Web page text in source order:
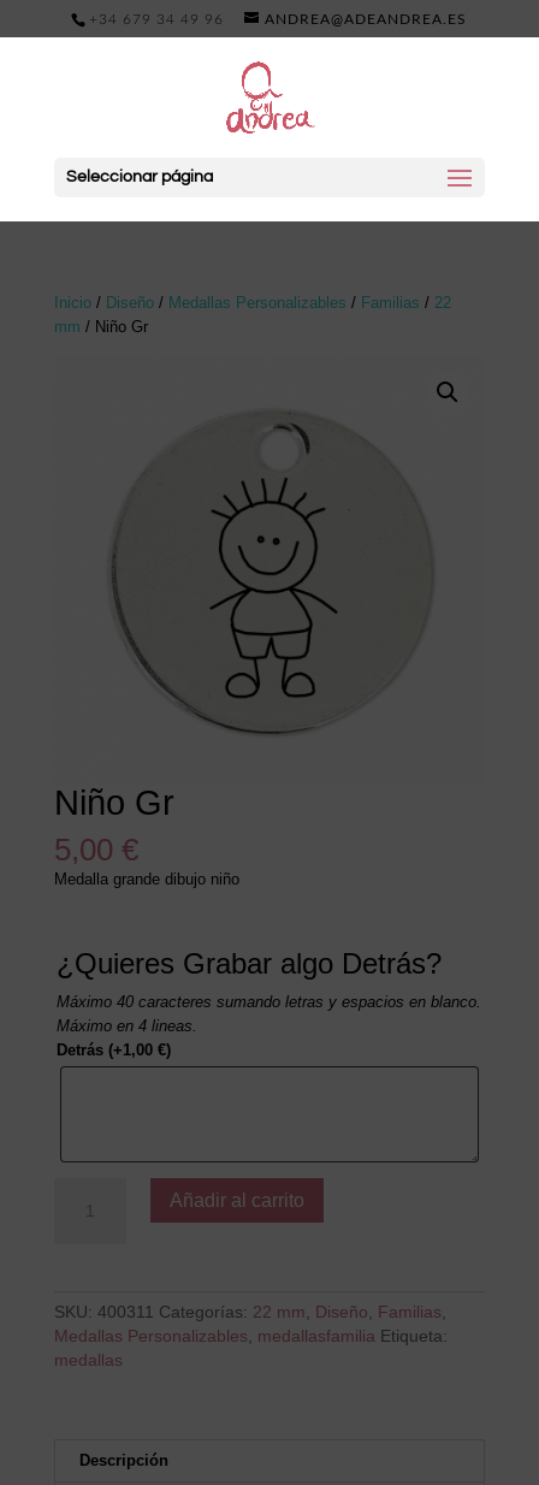
+34 679 34 49 96 ANDREA@ADEANDREA.ES
Seleccionar página
Inicio/ Diseño/ Medallas Personalizables / Familias / 22
mm / Niño Gr
Niño Gr
5,00 €
Medalla grande dibujo niño
¿Quieres Grabar algo Detrás?
Máximo 40 caracteres sumando letras y espacios en blanco.
Máximo en 4 lineas.
Detrás (+1,00 €)
Añadir al carrito
SKU: 400311 Categorías: 22 mm, Diseño, Familias,
Medallas Personalizables, medallasfamilia Etiqueta:
medallas
Descripción